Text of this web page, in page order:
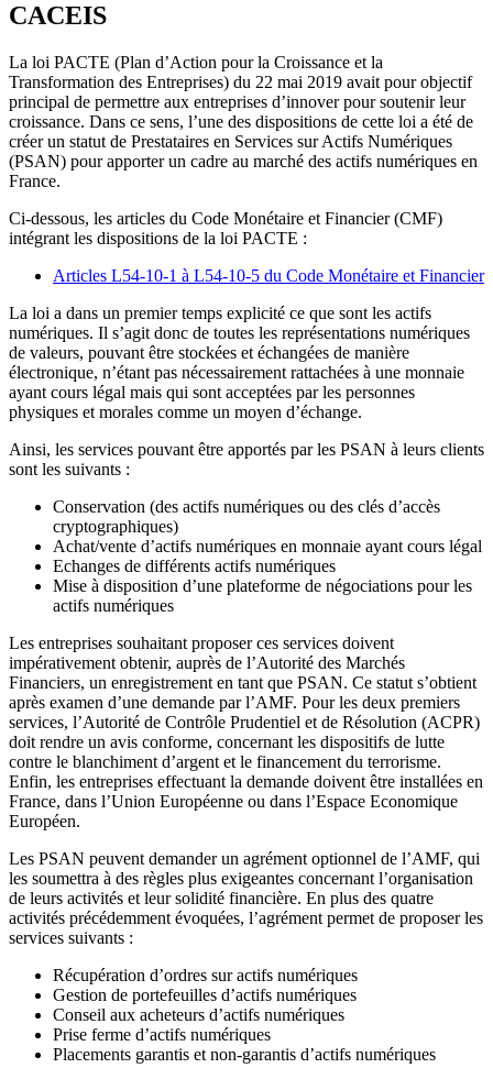
CACEIS
La loi PACTE (Plan d’Action pour la Croissance et la
Transformation des Entreprises) du 22 mai 2019 avait pour objectif
principal de permettre aux entreprises d’innover pour soutenir leur
croissance. Dans ce sens, l’une des dispositions de cette loi a été de
créer un statut de Prestataires en Services sur Actifs Numériques
(PSAN) pour apporter un cadre au marché des actifs numériques en
France.
Ci-dessous, les articles du Code Monétaire et Financier (CMF)
intégrant les dispositions de la loi PACTE :
Articles L54-10-1 à L54-10-5 du Code Monétaire et Financier
La loi a dans un premier temps explicité ce que sont les actifs
numériques. Il s’agit donc de toutes les représentations numériques
de valeurs, pouvant être stockées et échangées de manière
électronique, n’étant pas nécessairement rattachées à une monnaie
ayant cours légal mais qui sont acceptées par les personnes
physiques et morales comme un moyen d’échange.
Ainsi, les services pouvant être apportés par les PSAN à leurs clients
sont les suivants :
Conservation (des actifs numériques ou des clés d’accès
cryptographiques)
Achat/vente d’actifs numériques en monnaie ayant cours légal
Echanges de différents actifs numériques
Mise à disposition d’une plateforme de négociations pour les
actifs numériques
Les entreprises souhaitant proposer ces services doivent
impérativement obtenir, auprès de l’Autorité des Marchés
Financiers, un enregistrement en tant que PSAN. Ce statut s’obtient
après examen d’une demande par l’AMF. Pour les deux premiers
services, l’Autorité de Contrôle Prudentiel et de Résolution (ACPR)
doit rendre un avis conforme, concernant les dispositifs de lutte
contre le blanchiment d’argent et le financement du terrorisme.
Enfin, les entreprises effectuant la demande doivent être installées en
France, dans l’Union Européenne ou dans l’Espace Economique
Européen.
Les PSAN peuvent demander un agrément optionnel de l’AMF, qui
les soumettra à des règles plus exigeantes concernant l’organisation
de leurs activités et leur solidité financière. En plus des quatre
activités précédemment évoquées, l’agrément permet de proposer les
services suivants :
Récupération d’ordres sur actifs numériques
Gestion de portefeuilles d’actifs numériques
Conseil aux acheteurs d’actifs numériques
Prise ferme d’actifs numériques
Placements garantis et non-garantis d’actifs numériques